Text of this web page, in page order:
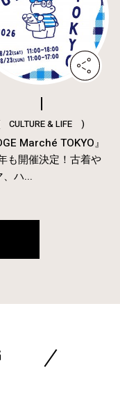
CULTURE & LIFE )
Marché TOKYO』
も開催決定！古着や
、ハ...